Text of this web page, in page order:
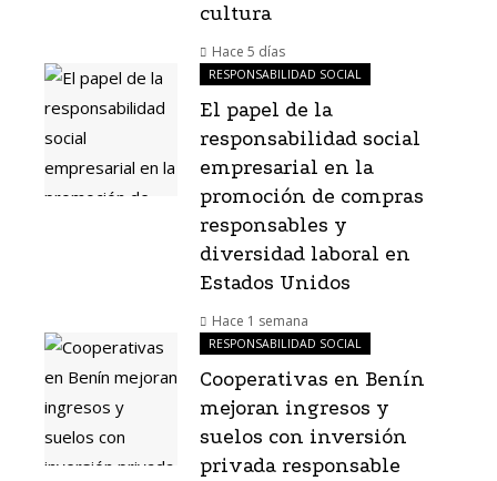
cultura
Hace 5 días
RESPONSABILIDAD SOCIAL
El papel de la
responsabilidad social
empresarial en la
promoción de compras
responsables y
diversidad laboral en
Estados Unidos
Hace 1 semana
RESPONSABILIDAD SOCIAL
Cooperativas en Benín
mejoran ingresos y
suelos con inversión
privada responsable